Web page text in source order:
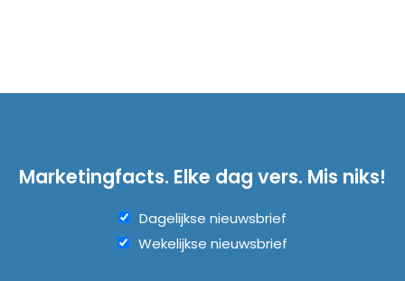
Marketingfacts. Elke dag vers. Mis niks!
Dagelijkse nieuwsbrief
Wekelijkse nieuwsbrief